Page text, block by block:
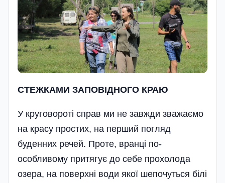
СТЕЖКАМИ ЗАПОВІДНОГО КРАЮ
У круговороті справ ми не завжди зважаємо
на красу простих, на перший погляд
буденних речей. Проте, вранці по-
особливому притягує до себе прохолода
озера, на поверхні води якої шепочуться білі